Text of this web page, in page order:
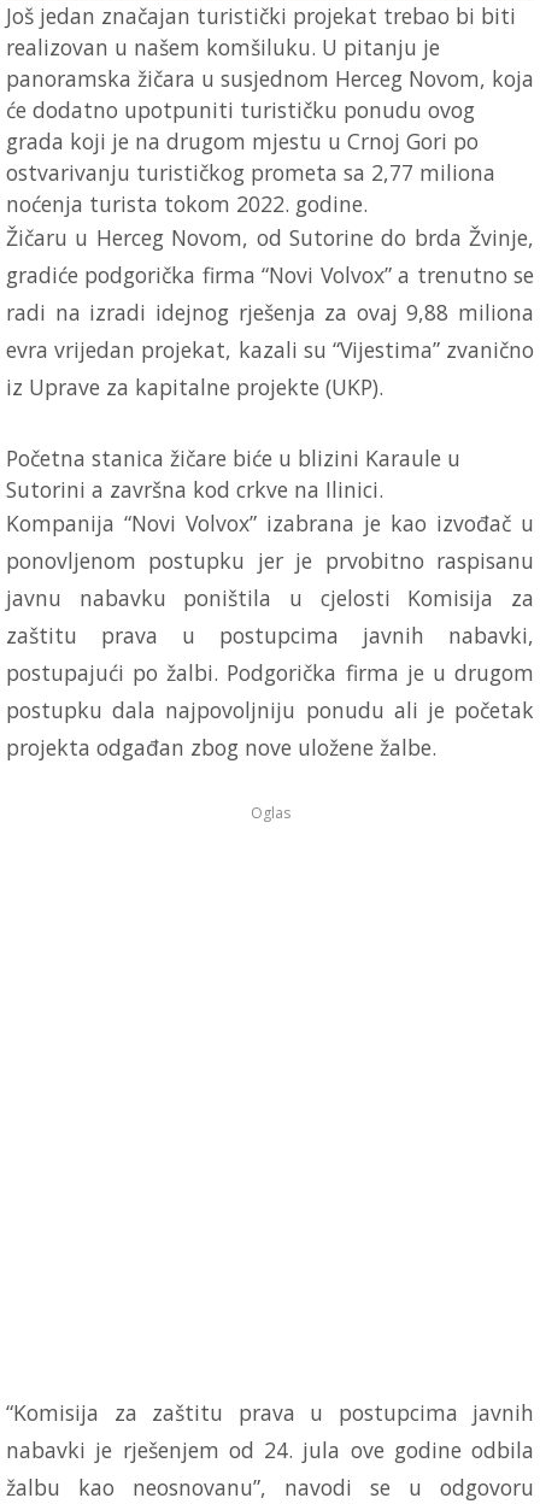
Još jedan značajan turistički projekat trebao bi biti
realizovan u našem komšiluku. U pitanju je
panoramska žičara u susjednom Herceg Novom, koja
će dodatno upotpuniti turističku ponudu ovog
grada koji je na drugom mjestu u Crnoj Gori po
ostvarivanju turističkog prometa sa 2,77 miliona
noćenja turista tokom 2022. godine.
Žičaru u Herceg Novom, od Sutorine do brda Žvinje,
gradiće podgorička firma “Novi Volvox” a trenutno se
radi na izradi idejnog rješenja za ovaj 9,88 miliona
evra vrijedan projekat, kazali su “Vijestima” zvanično
iz Uprave za kapitalne projekte (UKP).
Početna stanica žičare biće u blizini Karaule u
Sutorini a završna kod crkve na Ilinici.
Kompanija “Novi Volvox” izabrana je kao izvođač u
ponovljenom postupku jer je prvobitno raspisanu
javnu nabavku poništila u cjelosti Komisija za
zaštitu prava u postupcima javnih nabavki,
postupajući po žalbi. Podgorička firma je u drugom
postupku dala najpovoljniju ponudu ali je početak
projekta odgađan zbog nove uložene žalbe.
Oglas
“Komisija za zaštitu prava u postupcima javnih
nabavki je rješenjem od 24. jula ove godine odbila
žalbu kao neosnovanu”, navodi se u odgovoru